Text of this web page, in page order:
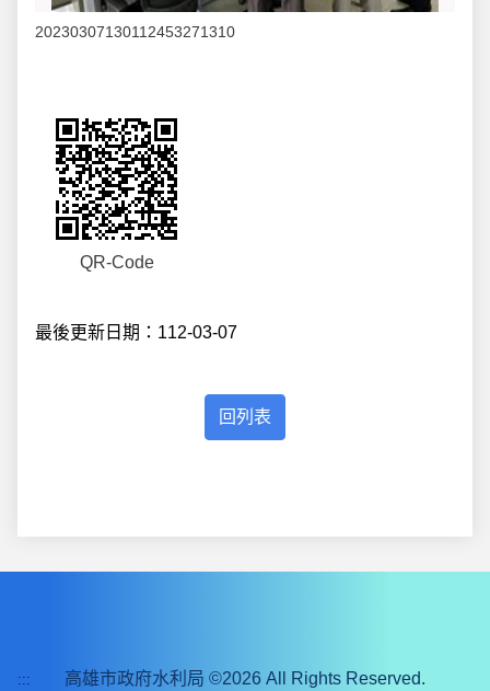
20230307130112453271310
QR-Code
最後更新日期：112-03-07
::: 高雄市政府水利局 ©2026 All Rights Reserved.